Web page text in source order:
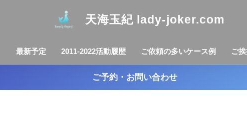
天海玉紀 lady-joker.com
最新予定 2011-2022活動履歴 ご依頼の多いケース例 ご
ご予約・お問い合わせ